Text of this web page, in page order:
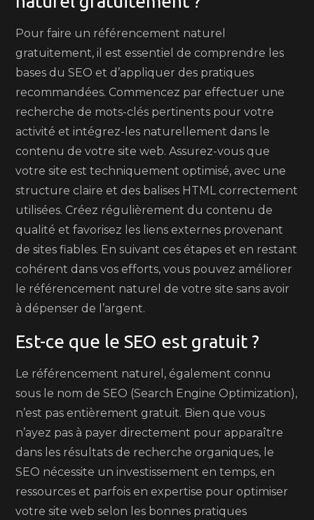
Pour faire un référencement naturel
gratuitement, il est essentiel de comprendre les
bases du SEO et d’appliquer des pratiques
recommandées. Commencez par effectuer une
recherche de mots-clés pertinents pour votre
activité et intégrez-les naturellement dans le
contenu de votre site web. Assurez-vous que
votre site est techniquement optimisé, avec une
structure claire et des balises HTML correctement
utilisées. Créez régulièrement du contenu de
qualité et favorisez les liens externes provenant
de sites fiables. En suivant ces étapes et en restant
cohérent dans vos efforts, vous pouvez améliorer
le référencement naturel de votre site sans avoir
à dépenser de l’argent.
Est-ce que le SEO est gratuit ?
Le référencement naturel, également connu
sous le nom de SEO (Search Engine Optimization),
n’est pas entièrement gratuit. Bien que vous
n’ayez pas à payer directement pour apparaître
dans les résultats de recherche organiques, le
SEO nécessite un investissement en temps, en
ressources et parfois en expertise pour optimiser
votre site web selon les bonnes pratiques